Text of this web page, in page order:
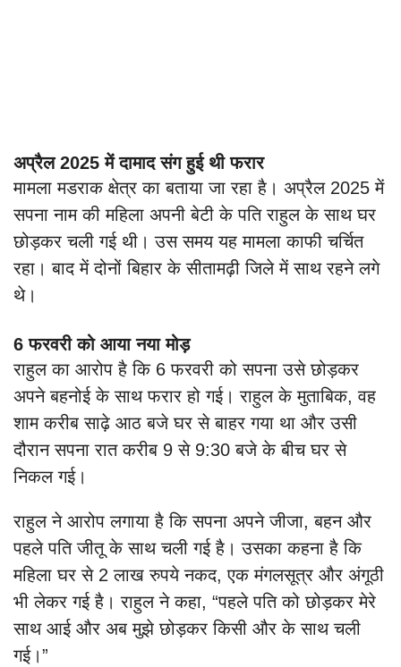
अप्रैल 2025 में दामाद संग हुई थी फरार
मामला मडराक क्षेत्र का बताया जा रहा है। अप्रैल 2025 में
सपना नाम की महिला अपनी बेटी के पति राहुल के साथ घर
छोड़कर चली गई थी। उस समय यह मामला काफी चर्चित
रहा। बाद में दोनों बिहार के सीतामढ़ी जिले में साथ रहने लगे
थे।
6 फरवरी को आया नया मोड़
राहुल का आरोप है कि 6 फरवरी को सपना उसे छोड़कर
अपने बहनोई के साथ फरार हो गई। राहुल के मुताबिक, वह
शाम करीब साढ़े आठ बजे घर से बाहर गया था और उसी
दौरान सपना रात करीब 9 से 9:30 बजे के बीच घर से
निकल गई।
राहुल ने आरोप लगाया है कि सपना अपने जीजा, बहन और
पहले पति जीतू के साथ चली गई है। उसका कहना है कि
महिला घर से 2 लाख रुपये नकद, एक मंगलसूत्र और अंगूठी
भी लेकर गई है। राहुल ने कहा, “पहले पति को छोड़कर मेरे
साथ आई और अब मुझे छोड़कर किसी और के साथ चली
गई।”